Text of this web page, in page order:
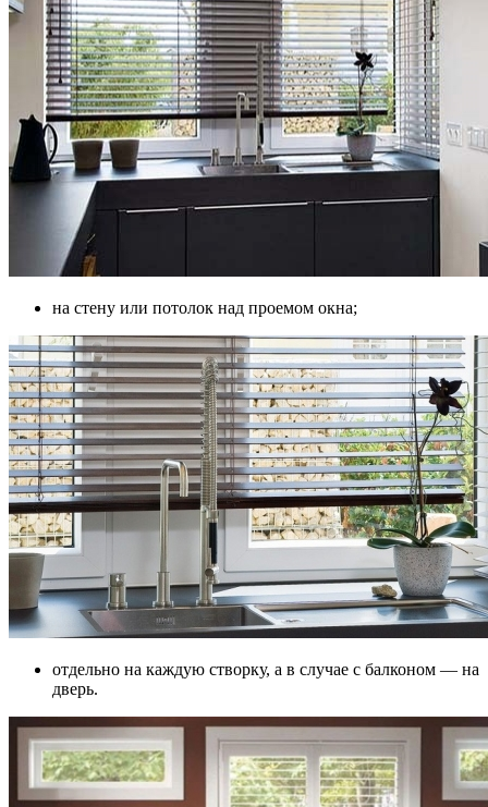
на стену или потолок над проемом окна;
отдельно на каждую створку, а в случае с балконом — на
дверь.